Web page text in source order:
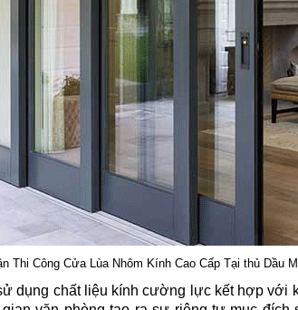
Thi Công Cửa Lùa Nhôm Kính Cao Cấp Tại thủ Dầu
dụng chất liệu kính cường lực kết hợp với